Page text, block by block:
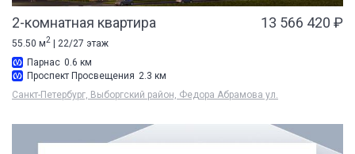
2-комнатная квартира 13 566 420 ₽
55.50 м2 | 22/27 этаж
Парнас 0.6 км
Проспект Просвещения 2.3 км
Санкт-Петербург, Выборгский район, Федора Абрамова ул.